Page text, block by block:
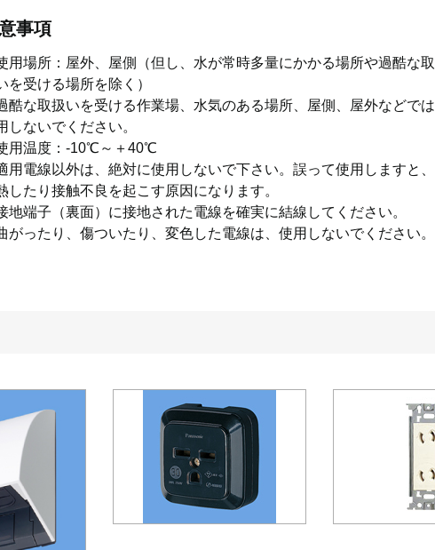
事項
用場所：屋外、屋側（但し、水が常時多量にかかる場所や過酷な取
を受ける場所を除く）
酷な取扱いを受ける作業場、水気のある場所、屋側、屋外などでは
しないでください。
用温度：-10℃～＋40℃
用電線以外は、絶対に使用しないで下さい。誤って使用しますと、
したり接触不良を起こす原因になります。
地端子（裏面）に接地された電線を確実に結線してください。
がったり、傷ついたり、変色した電線は、使用しないでください。